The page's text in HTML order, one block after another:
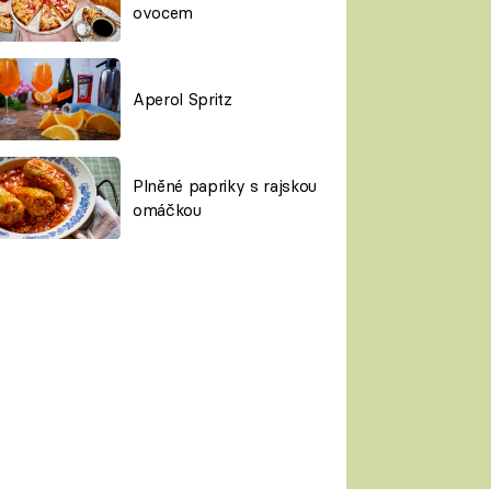
ovocem
Aperol Spritz
Plněné papriky s rajskou
omáčkou